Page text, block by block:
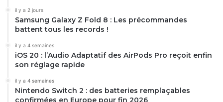
Netflixinsiste sur le potentiel de l’IA pour enrichir le
storytelling sans compromettre la qualité. Ted Sarandos a
affirmé que les créateurs et le public ont accueilli
positivement le résultat dansL’Éternaute
Restez connecté via Google News
il y a 2 jours
Samsung Galaxy Z Fold 8 : Les précommandes
battent tous les records !
il y a 4 semaines
iOS 20 : l’Audio Adaptatif des AirPods Pro reçoit enfin
son réglage rapide
il y a 4 semaines
Nintendo Switch 2 : des batteries remplaçables
confirmées en Europe pour fin 2026